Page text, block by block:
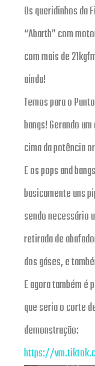
Os queridinhos da
“Abarth” com
com mais de
ainda!
Temos para o
bangs! Gerando
cima da potência
E os pops and
basicamente uns
sendo necessário
retirada de
dos gáses, e
E agora também é
que seria o corte
demonstração:
https://